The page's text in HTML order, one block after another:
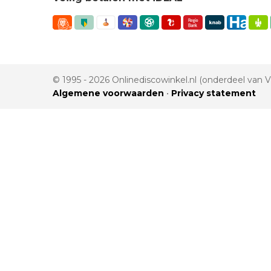
© 1995 - 2026 Onlinediscowinkel.nl (onderdeel van
Algemene voorwaarden • Privacy statement